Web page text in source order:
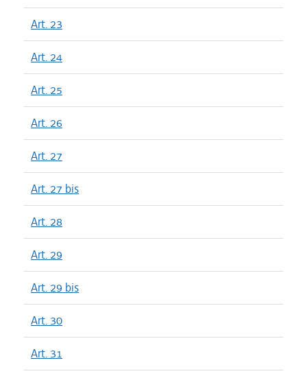
Art. 23
Art. 24
Art. 25
Art. 26
Art. 27
Art. 27 bis
Art. 28
Art. 29
Art. 29 bis
Art. 30
Art. 31